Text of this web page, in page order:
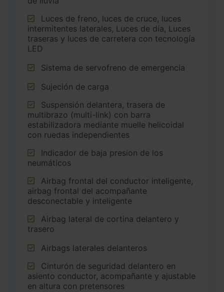
intermitentes laterales, Luces de día, Luces
traseras y luces de carretera con tecnología
LED
Sistema de servofreno de emergencia
Sujeción de carga
multibrazo (multi-link) con barra
estabilizadora mediante muelle helicoidal
con ruedas independientes
neumáticos
airbag frontal del acompañante
desconectable y inteligente
trasero
Airbags laterales delanteros
asiento conductor, acompañante y ajustable
en altura con pretensores